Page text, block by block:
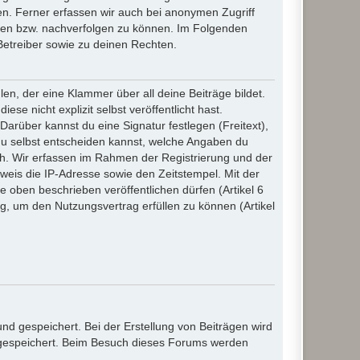
Ferner erfassen wir auch bei anonymen Zugriff
bzw. nachverfolgen zu können. Im Folgenden
sowie zu deinen Rechten.
der eine Klammer über all deine Beiträge bildet.
nicht explizit selbst veröffentlicht hast.
kannst du eine Signatur festlegen (Freitext),
selbst entscheiden kannst, welche Angaben du
Wir erfassen im Rahmen der Registrierung und der
die IP-Adresse sowie den Zeitstempel. Mit der
oben beschrieben veröffentlichen dürfen (Artikel 6
um den Nutzungsvertrag erfüllen zu können (Artikel
gespeichert. Bei der Erstellung von Beiträgen wird
Beim Besuch dieses Forums werden